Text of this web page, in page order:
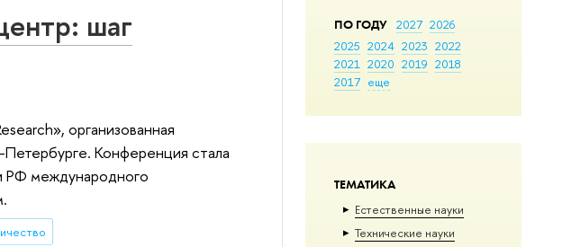
ПО ГОДУ 2027 2026
2025 2024 2023 2022
2021 2020 2019 2018
2017 еще
ТЕМАТИКА
Естественные науки
Тех­ничес­кие науки
шаг
организованная
Конференция стала
РФ международного